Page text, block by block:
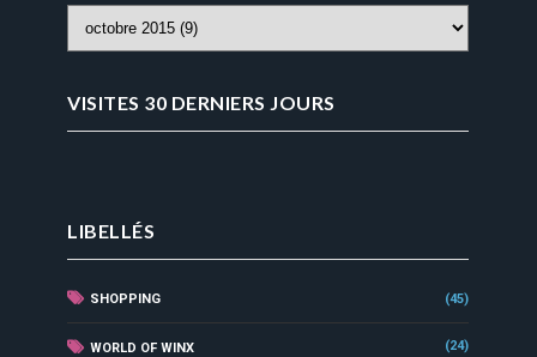
VISITES 30 DERNIERS JOURS
LIBELLÉS
SHOPPING (45)
WORLD OF WINX (24)